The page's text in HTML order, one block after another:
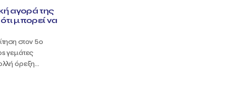
αγορά της
μπορεί να
στον 5ο
γεμάτες
όρεξη...